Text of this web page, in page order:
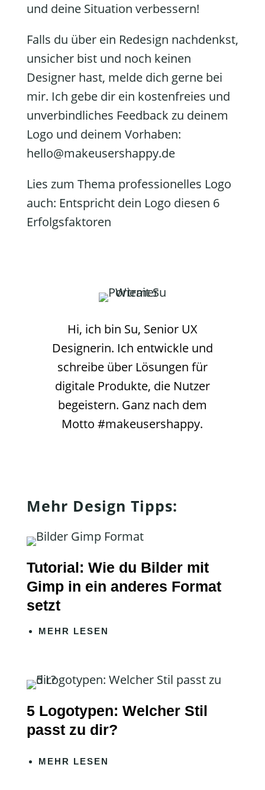
und deine Situation verbessern!
Falls du über ein Redesign nachdenkst,
unsicher bist und noch keinen
Designer hast, melde dich gerne bei
mir. Ich gebe dir ein kostenfreies und
unverbindliches Feedback zu deinem
Logo und deinem Vorhaben:
hello@makeusershappy.de
Lies zum Thema professionelles Logo
auch: Entspricht dein Logo diesen 6
Erfolgsfaktoren
Hi, ich bin Su, Senior UX
Designerin. Ich entwickle und
schreibe über Lösungen für
digitale Produkte, die Nutzer
begeistern. Ganz nach dem
Motto #makeusershappy.
Mehr Design Tipps:
Tutorial: Wie du Bilder mit
Gimp in ein anderes Format
setzt
MEHR LESEN
5 Logotypen: Welcher Stil
passt zu dir?
MEHR LESEN